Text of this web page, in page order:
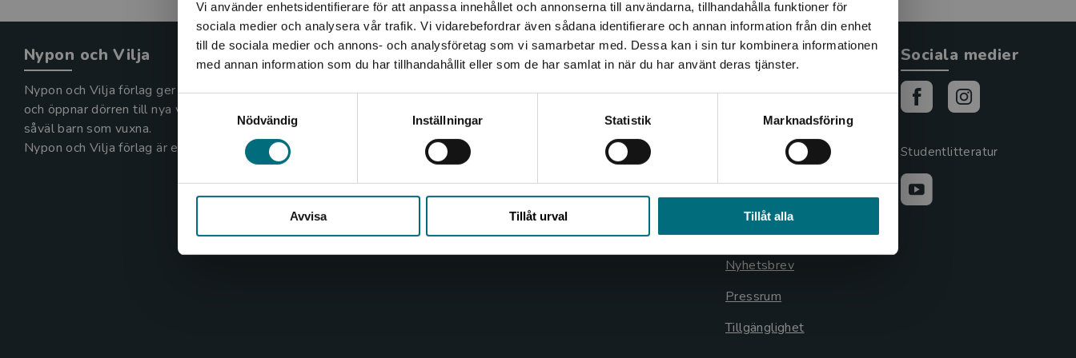
Vi använder enhetsidentifierare för att anpassa innehållet och annonserna till användarna, tillhandahålla funktioner för
sociala medier och analysera vår trafik. Vi vidarebefordrar även sådana identifierare och annan information från din enhet
till de sociala medier och annons- och analysföretag som vi samarbetar med. Dessa kan i sin tur kombinera informationen
med annan information som du har tillhandahållit eller som de har samlat in när du har använt deras tjänster.
Nödvändig
Inställningar Statistik Marknadsföring
Avvisa Tillåt urval Tillåt alla
Det verkar som att du besöker nyponochviljaforlag.se via
en enhet utanför Sverige. Vi erbjuder inte leveranser
utanför Sverige. För att kunna slutföra ett köp måste
leveransadressen vara i Sverige.
Nypon och Vilja
Nypon och Vilja förlag ger ut böcker som väcker läslust
och öppnar dörren till nya världar och möjligheter för
såväl barn som vuxna.
Nypon och Vilja förlag är en del av Studentlitteratur.
Kontakta oss
Kontakta oss
046-31 20 00
Box 141
Åkergränden 1
Kundservice
Kontakta kundservice
046-31 21 00
Frågor och svar
Köpvillkor
Allmänna länkar
Om oss
Cookies
Cookieinställningar
GDPR och
personuppgifter
Lediga tjänster
Nyhetsbrev
Pressrum
Tillgänglighet
Sociala medier
Studentlitteratur